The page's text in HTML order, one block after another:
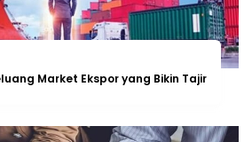
Market Ekspor yang Bikin Tajir